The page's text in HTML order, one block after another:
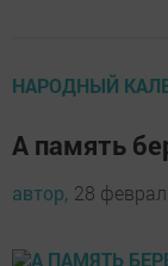
НАРОДНЫЙ
А память
автор, 28